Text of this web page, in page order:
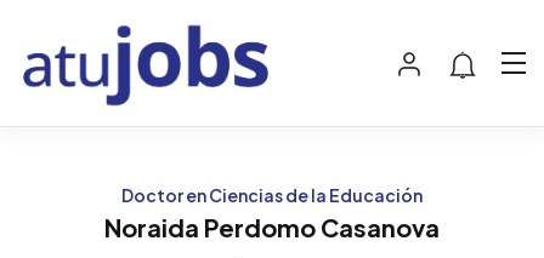
Doctor en Ciencias de la Educación
Noraida Perdomo Casanova